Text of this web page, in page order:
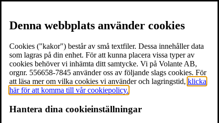
≡ Meny
Böcker
Denna webbplats använder cookies
Cookies ("kakor") består av små textfiler. Dessa innehåller data
som lagras på din enhet. För att kunna placera vissa typer av
cookies behöver vi inhämta ditt samtycke. Vi på Volante AB,
orgnr. 556658-7845 använder oss av följande slags cookies. För
att läsa mer om vilka cookies vi använder och lagringstid, klicka
här för att komma till vår cookiepolicy.
Hantera dina cookieinställningar